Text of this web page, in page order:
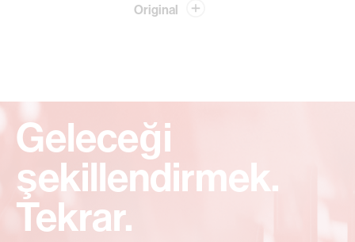
Original
Geleceği
şekillendirmek.
Tekrar.